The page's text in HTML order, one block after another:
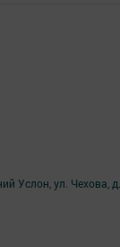
Услон, ул. Чехова,